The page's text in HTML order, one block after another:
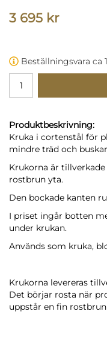
3 695 kr
Beställningsvara ca
Produktbeskrivning:
Kruka i cortenstål för
mindre träd och
Krukorna är
rostbrun yta.
Den bockade kanten
I priset ingår botten
under krukan.
Används som kruka,
Krukorna levereras
Det börjar rosta när
uppstår en fin